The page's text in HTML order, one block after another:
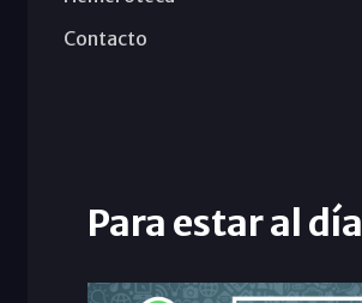
Contacto
Para estar al día